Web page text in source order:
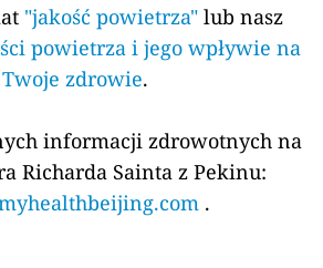
"jakość powietrza" lub nasz
powietrza i jego wpływie na
Twoje zdrowie.
informacji zdrowotnych na
Richarda Sainta z Pekinu:
.